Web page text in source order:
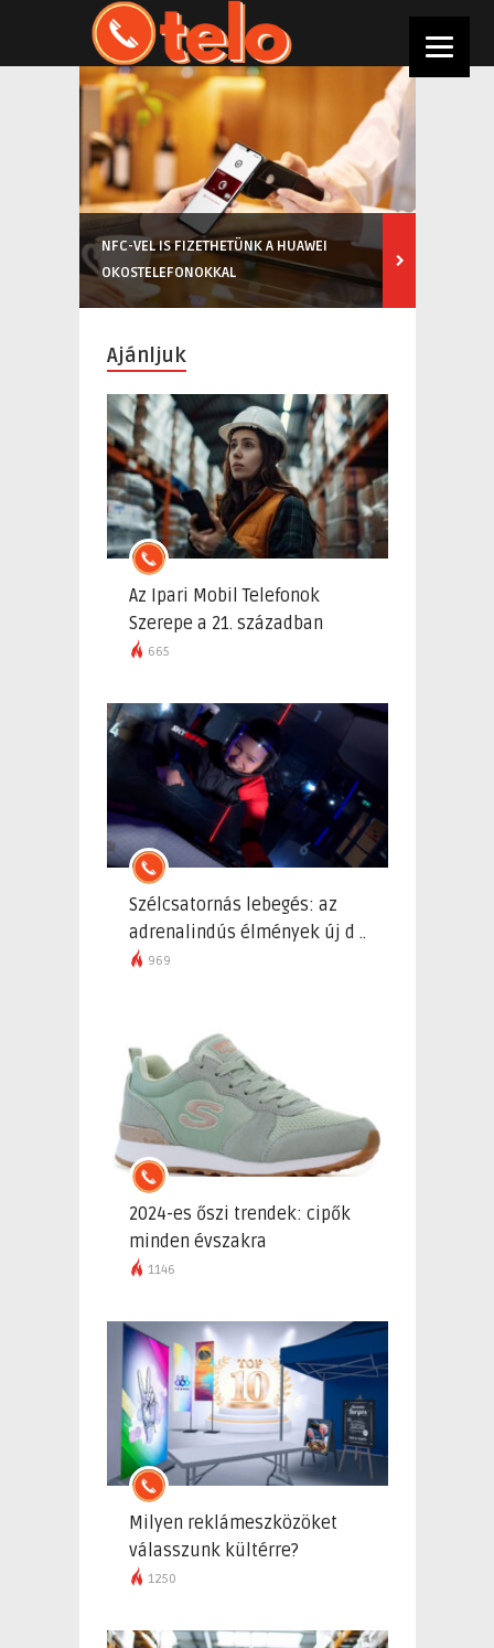
NFC-VEL IS FIZETHETÜNK A HUAWEI
OKOSTELEFONOKKAL
Ajánljuk
Az Ipari Mobil Telefonok
Szerepe a 21. században
665
Szélcsatornás lebegés: az
adrenalindús élmények új d ..
969
2024-es őszi trendek: cipők
minden évszakra
1146
Milyen reklámeszközöket
válasszunk kültérre?
1250